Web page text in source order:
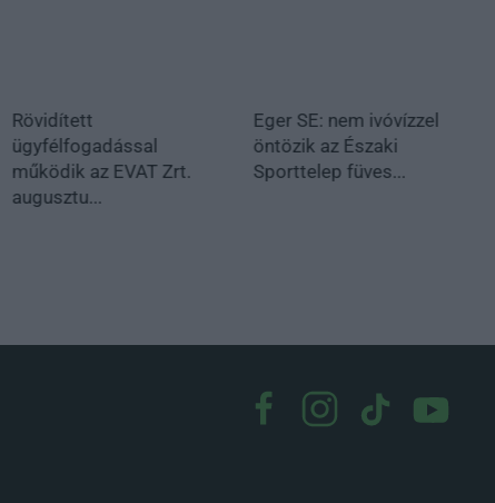
Rövidített
ügyfélfogadással
működik az EVAT Zrt.
augusztu...
Eger SE: nem ivóvízzel
öntözik az Északi
Sporttelep füves...